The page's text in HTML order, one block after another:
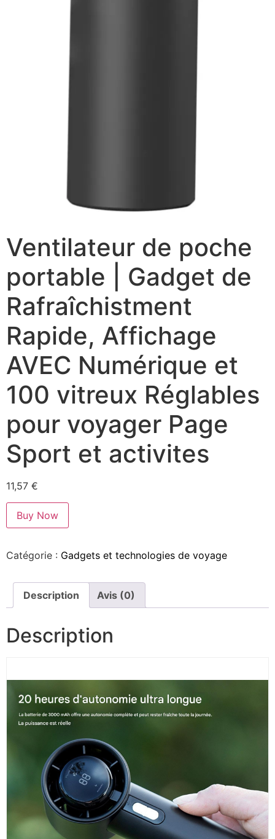
Ventilateur de poche
portable | Gadget de
Rafraîchistment
Rapide, Affichage
AVEC Numérique et
100 vitreux Réglables
pour voyager Page
Sport et activites
11,57 €
Buy Now
Catégorie : Gadgets et technologies de voyage
Description Avis (0)
Description